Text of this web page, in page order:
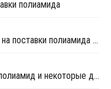
полиамида
Domo Caproleuna сняла форс-мажор на поставки полиамида в Германии
DuPont намерена повысить цены на полиамид и некоторые другие виды продукции в декабре